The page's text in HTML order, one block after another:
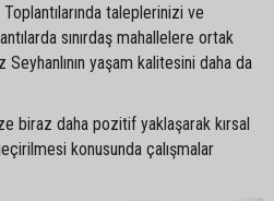
taleplerinizi ve
sınırdaş mahallelere ortak
yaşam kalitesini daha da
biraz daha pozitif yaklaşarak kırsal
konusunda çalışmalar